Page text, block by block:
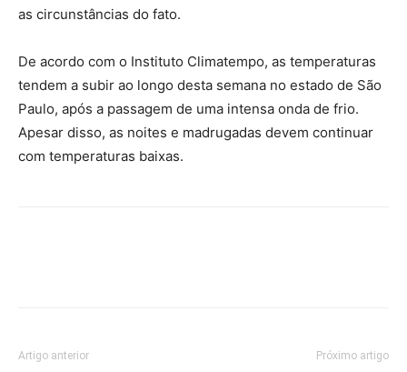
as circunstâncias do fato.
De acordo com o Instituto Climatempo, as temperaturas
tendem a subir ao longo desta semana no estado de São
Paulo, após a passagem de uma intensa onda de frio.
Apesar disso, as noites e madrugadas devem continuar
com temperaturas baixas.
Artigo anterior Próximo artigo